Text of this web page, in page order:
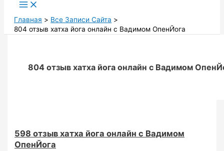
Главная
Все Записи Сайта
804 отзыв хатха йога онлайн с Вадимом ОпенЙога
804 отзыв хатха йога онлайн с Вадимом
598 отзыв хатха йога онлайн с Вадимом
ОпенЙога